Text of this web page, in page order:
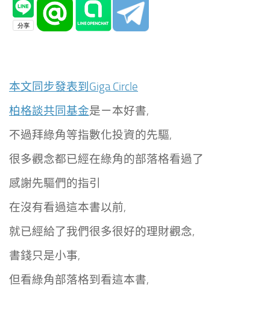
本文同步發表到Giga Circle
柏格談共同基金是ㄧ本好書,
不過拜綠角等指數化投資的先驅,
很多觀念都已經在綠角的部落格看過了
感謝先驅們的指引
在沒有看過這本書以前,
就已經給了我們很多很好的理財觀念,
書錢只是小事,
但看綠角部落格到看這本書,